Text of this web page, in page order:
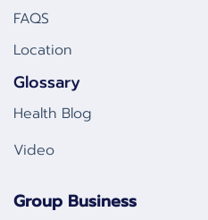
FAQS
Location
Glossary
Health Blog
Video
Group Business